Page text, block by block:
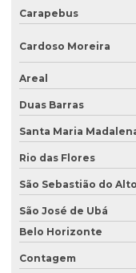
Consultoria ambiental e
Consultoria ambiental
Consultoria ambiental
Consultoria área
Consultoria e
Consultoria em gestão
Consultoria inventário
Consultoria e
Consultoria de meio
Carapebus
Cardoso Moreira
Areal
Duas Barras
Santa Maria
Rio das Flores
São Sebastião do Alto
São José de Ubá
Belo Horizonte
Contagem